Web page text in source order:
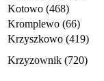
Kotowo (468)
Kromplewo (66)
Krzyszkowo (419)
Krzyzownik (720)